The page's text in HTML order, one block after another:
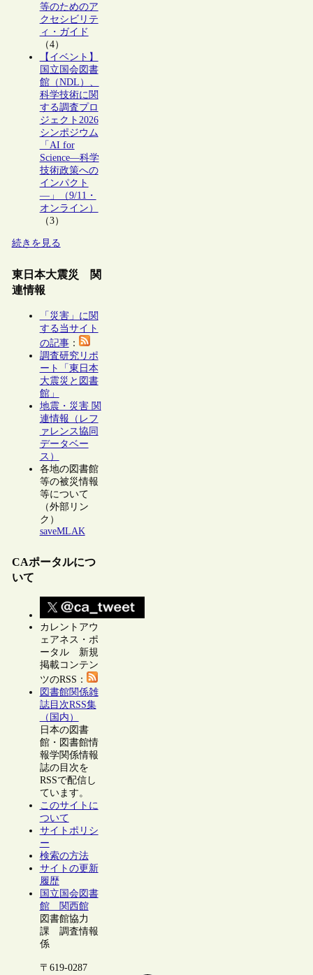
等のためのア
クセシビリテ
ィ・ガイド
（4）
【イベント】
国立国会図書
館（NDL）、
科学技術に関
する調査プロ
ジェクト2026
シンポジウム
「AI for
Science―科学
技術政策への
インパクト
―」（9/11・
オンライン）
（3）
続きを見る
東日本大震災 関
連情報
「災害」に関
する当サイト
の記事：
調査研究リポ
ート「東日本
大震災と図書
館」
地震・災害 関
連情報（レフ
ァレンス協同
データベー
ス）
各地の図書館
等の被災情報
等について
（外部リン
ク）
saveMLAK
CAポータルにつ
いて
カレントアウ
ェアネス・ポ
ータル 新規
掲載コンテン
ツのRSS：
図書館関係雑
誌目次RSS集
（国内）
日本の図書
館・図書館情
報学関係情報
誌の目次を
RSSで配信し
ています。
このサイトに
ついて
サイトポリシ
ー
検索の方法
サイトの更新
履歴
国立国会図書
館 関西館
図書館協力
課 調査情報
係
〒619-0287